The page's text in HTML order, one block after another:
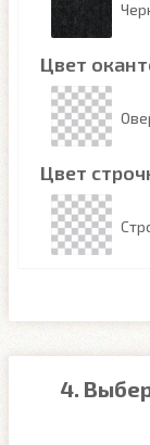
Цвет
Цвет
4.